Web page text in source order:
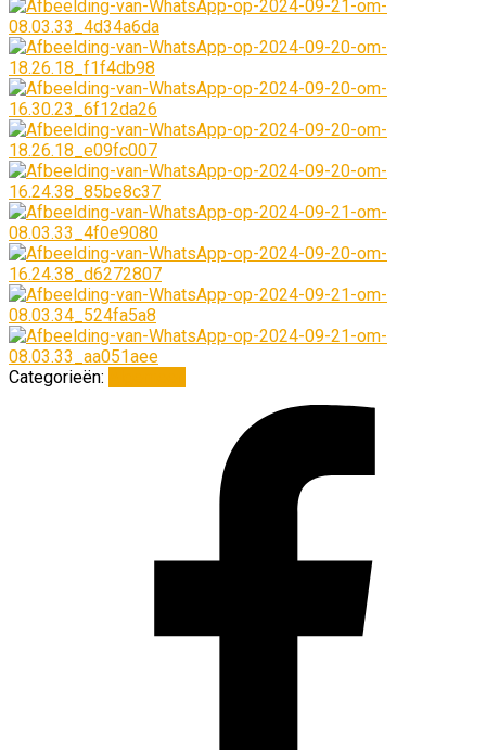
Categorieën: